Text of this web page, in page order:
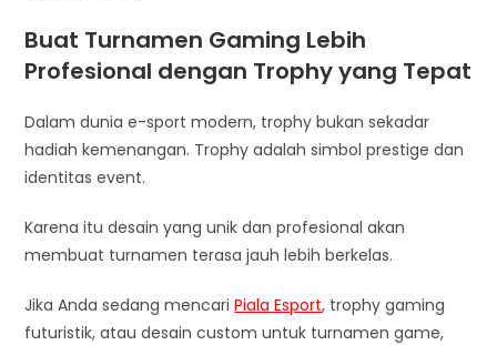
Buat Turnamen Gaming Lebih
Profesional dengan Trophy yang Tepat
Dalam dunia e-sport modern, trophy bukan sekadar
hadiah kemenangan. Trophy adalah simbol prestige dan
identitas event.
Karena itu desain yang unik dan profesional akan
membuat turnamen terasa jauh lebih berkelas.
Jika Anda sedang mencariPiala Esport, trophy gaming
futuristik, atau desain custom untuk turnamen game,